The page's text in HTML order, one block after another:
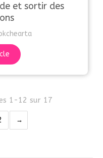
et sortir des
1-12 sur 17